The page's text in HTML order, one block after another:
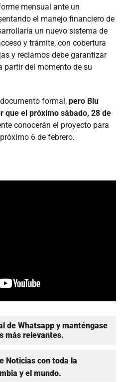
mensual ante un
el manejo financiero de
un nuevo sistema de
y trámite, con cobertura
y reclamos debe garantizar
partir del momento de su
formal, pero Blu
que el próximo sábado, 28 de
conocerán el proyecto para
6 de febrero.
de Whatsapp y manténgase
más relevantes.
Noticias con toda la
y el mundo.